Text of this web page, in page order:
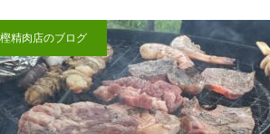
精肉店のブログ